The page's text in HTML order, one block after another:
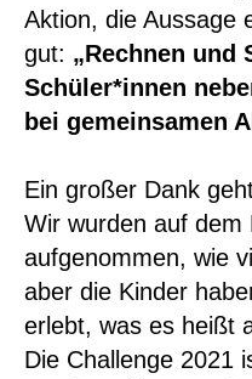
Aktion, die Aussage
gut: „Rechnen und
Schüler*innen
bei gemeinsamen
Ein großer Dank
Wir wurden auf dem
aufgenommen, wie
aber die Kinder
erlebt, was es heißt
Die Challenge 2021